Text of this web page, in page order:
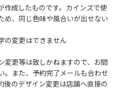
成したものです。カインズで使
め、同じ色味や風合いが出せない
の変更はできません
更等は致しかねますので、お間
。また、予約完了メールも合わせ
後のデザイン変更は店舗へ直接の